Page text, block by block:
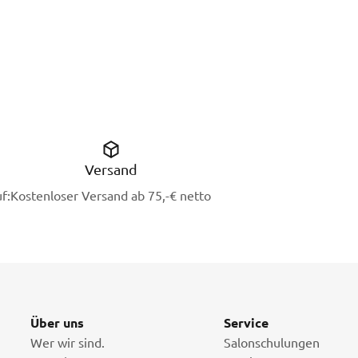
Versand
Kostenloser Versand ab 75,-€ netto
Über uns
Wer wir sind.
Service
Salonschulungen